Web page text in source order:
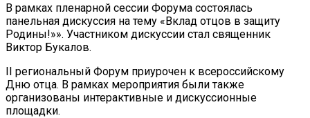
В рамках пленарной сессии Форума состоялась
панельная дискуссия на тему «Вклад отцов в защиту
Родины!»». Участником дискуссии стал священник
Виктор Букалов.
II региональный Форум приурочен к всероссийскому
Дню отца. В рамках мероприятия были также
организованы интерактивные и дискуссионные
площадки.